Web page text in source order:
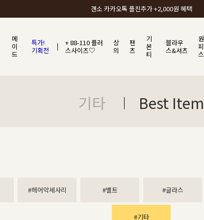
갠소에서 가장 많이 사랑받는 BEST ITEM
메
이
드
특가!
기획전
+ 88-110 플러
스사이즈♡
상
의
팬
츠
기
본
티
블라우
스&셔츠
원
피
스
기타 Best Item
#헤어악세사리 #벨트 #글라스
#기타